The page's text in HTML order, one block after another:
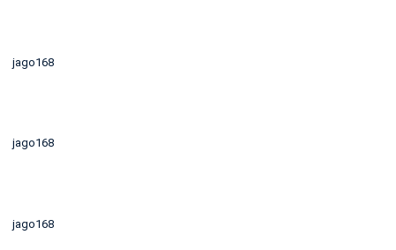
jago168
jago168
jago168